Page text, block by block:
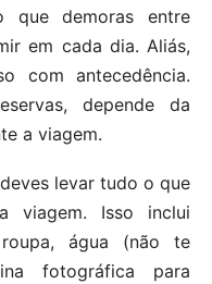
que demoras entre
em cada dia. Aliás,
com antecedência.
depende da
a viagem.
levar tudo o que
viagem. Isso inclui
água (não te
fotográfica para